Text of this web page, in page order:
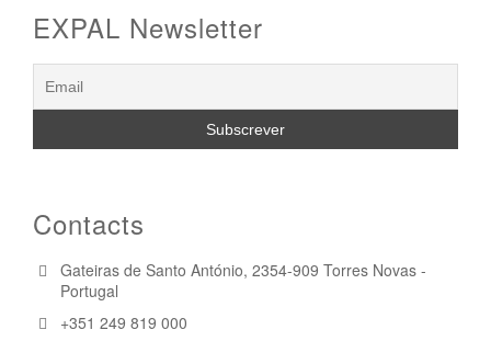
EXPAL Newsletter
Contacts
Gateiras de Santo António, 2354-909 Torres Novas -
Portugal
+351 249 819 000